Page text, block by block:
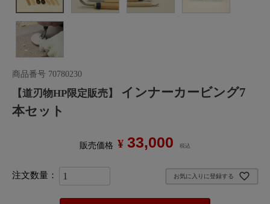
商品番号 70780230
【道刃物HP限定販売】
インナーカービング7
本セット
販売価格 ¥ 33,000 税込
お気に入りに登録する